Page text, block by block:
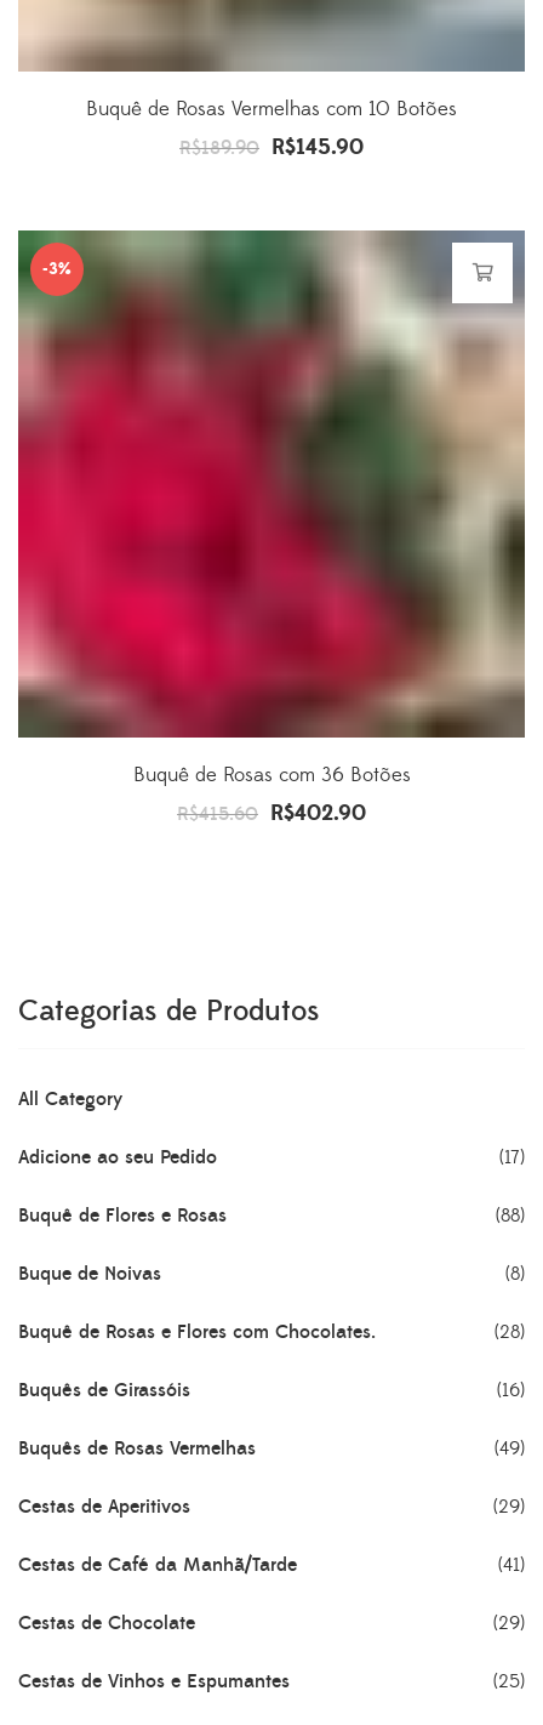
Buquê de Rosas Vermelhas com 10 Botões
R$189.90 O
R$145.90O
-3%
Buquê de Rosas com 36 Botões
R$415.60 O
R$402.90O
Categorias de Produtos
All Category
Adicione ao seu Pedido (17)
Buquê de Flores e Rosas (88)
Buque de Noivas (8)
Buquê de Rosas e Flores com Chocolates. (28)
Buquês de Girassóis (16)
Buquês de Rosas Vermelhas (49)
Cestas de Aperitivos (29)
Cestas de Café da Manhã/Tarde (41)
Cestas de Chocolate (29)
Cestas de Vinhos e Espumantes (25)